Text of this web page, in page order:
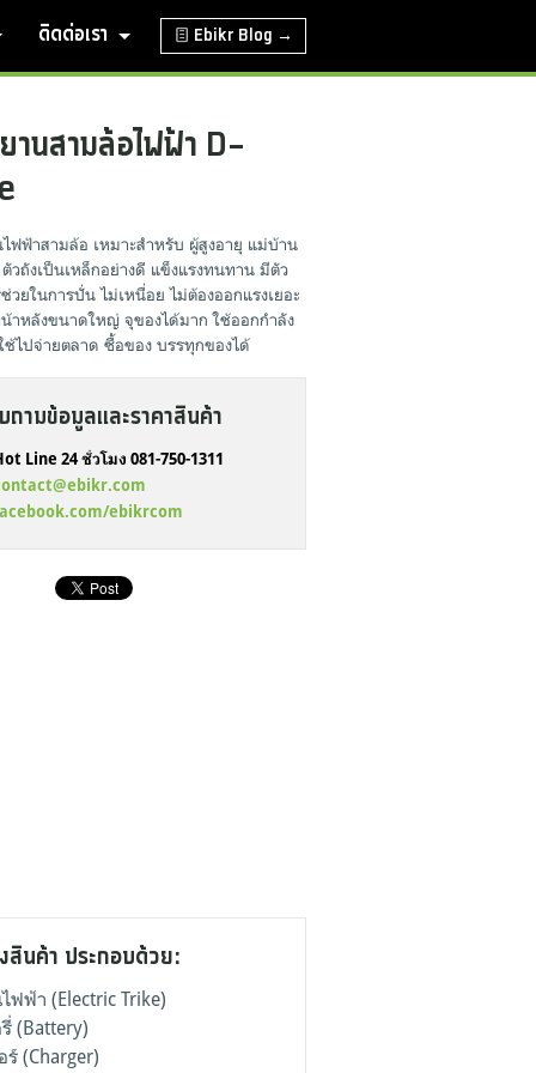
ติดต่อเรา Ebikr Blog →
านสามล้อไฟฟ้า D-
ฟฟ้าสามล้อ เหมาะสำหรับ ผู้สูงอายุ แม่บ้าน
วถังเป็นเหล็กอย่างดี แข็งแรงทนทาน มีตัว
วยในการปั่น ไม่เหนื่อย ไม่ต้องออกแรงเยอะ
าหลังขนาดใหญ่ จุของได้มาก ใช้ออกกำลัง
ช้ไปจ่ายตลาด ซื้อของ บรรทุกของได้
ถามข้อมูลและราคาสินค้า
Line 24 ชั่วโมง 081-750-1311
ebikrcom
สินค้า ประกอบด้วย:
ฟฟ้า (Electric Trike)
(Battery)
ร์ (Charger)